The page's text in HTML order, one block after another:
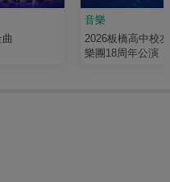
音樂
2026板橋高中校
樂團18周年公演